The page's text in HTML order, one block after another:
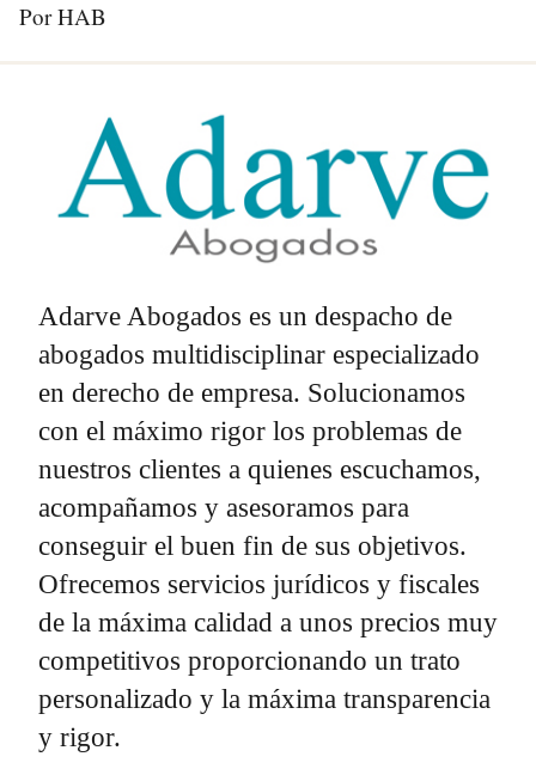
Por HAB
Adarve Abogados es un despacho de
abogados multidisciplinar especializado
en derecho de empresa. Solucionamos
con el máximo rigor los problemas de
nuestros clientes a quienes escuchamos,
acompañamos y asesoramos para
conseguir el buen fin de sus objetivos.
Ofrecemos servicios jurídicos y fiscales
de la máxima calidad a unos precios muy
competitivos proporcionando un trato
personalizado y la máxima transparencia
y rigor.